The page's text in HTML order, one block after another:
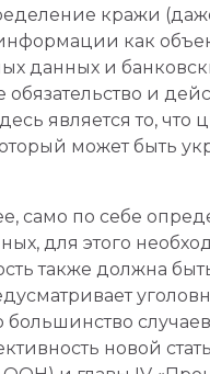
кражи
как
данных и
и
является то,
может быть
само по себе
для этого
также должна
большинство
новой